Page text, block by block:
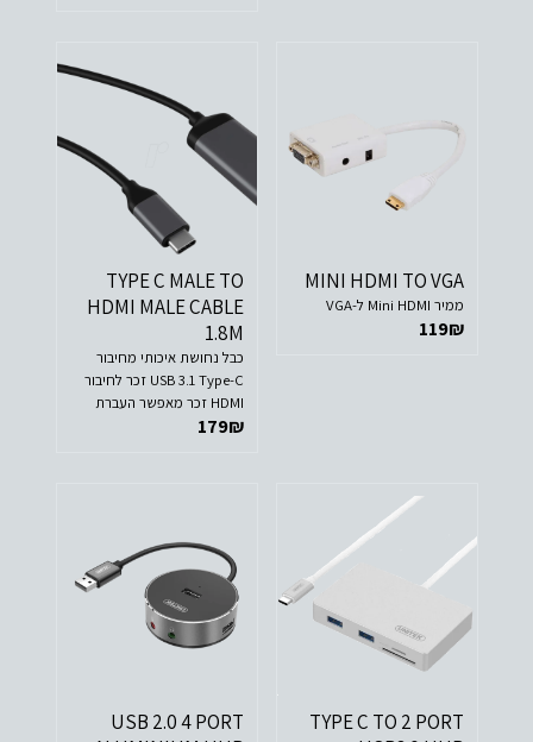
MINI HDMI TO VGA
ממיר Mini HDMI ל-VGA
119₪
TYPE C MALE TO
HDMI MALE CABLE
1.8M
כבל נחושת איכותי מחיבור
USB 3.1 Type-C זכר לחיבור
HDMI זכר מאפשר העברת
נתונים מהירה במיוחד של עד
179₪
TYPE C TO 2 PORT
USB 2.0 4 PORT